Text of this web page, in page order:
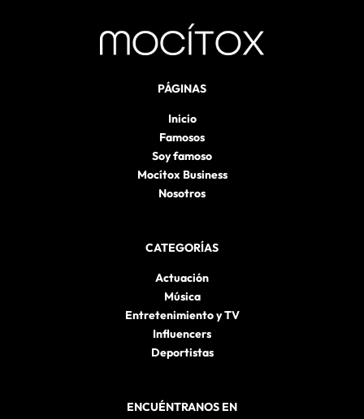
PÁGINAS
Inicio
Famosos
Soy famoso
Mocítox Business
Nosotros
CATEGORÍAS
Actuación
Música
Entretenimiento y TV
Influencers
Deportistas
ENCUÉNTRANOS EN